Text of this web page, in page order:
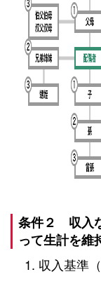
条件２ 収入
って生計を維
1. 収入基準